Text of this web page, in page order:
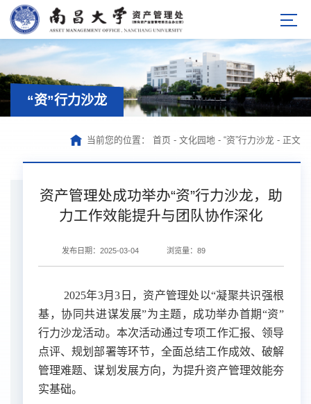
“资”行力沙龙
当前您的位置： 首页 - 文化园地 - “资”行力沙龙 - 正文
资产管理处成功举办“资”行力沙龙，助
力工作效能提升与团队协作深化
发布日期：2025-03-04 浏览量： 89
2025年3月3日，资产管理处以“凝聚共识强根
基，协同共进谋发展”为主题，成功举办首期“资”
行力沙龙活动。本次活动通过专项工作汇报、领导
点评、规划部署等环节，全面总结工作成效、破解
管理难题、谋划发展方向，为提升资产管理效能夯
实基础。